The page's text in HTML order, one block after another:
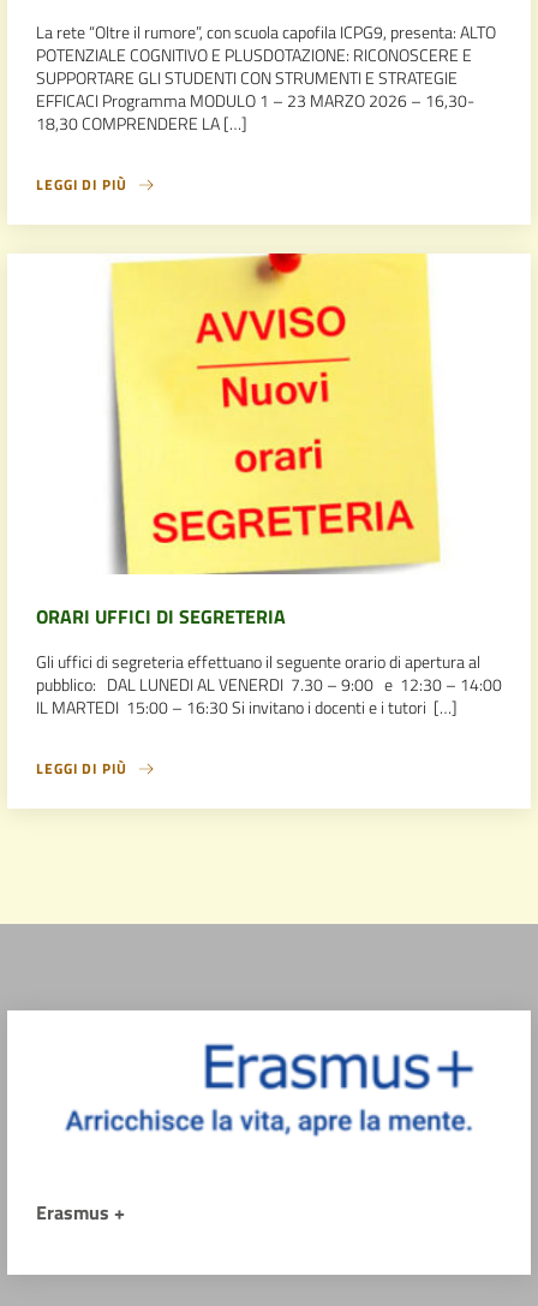
La rete “Oltre il rumore”, con scuola capofila ICPG9, presenta: ALTO
POTENZIALE COGNITIVO E PLUSDOTAZIONE: RICONOSCERE E
SUPPORTARE GLI STUDENTI CON STRUMENTI E STRATEGIE
EFFICACI Programma MODULO 1 – 23 MARZO 2026 – 16,30-
18,30 COMPRENDERE LA […]
LEGGI DI PIÙ
ORARI UFFICI DI SEGRETERIA
Gli uffici di segreteria effettuano il seguente orario di apertura al
pubblico: DAL LUNEDI AL VENERDI 7.30 – 9:00 e 12:30 – 14:00
IL MARTEDI 15:00 – 16:30 Si invitano i docenti e i tutori […]
LEGGI DI PIÙ
Erasmus +